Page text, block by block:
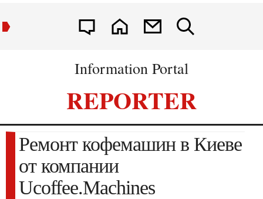
Information Portal
REPORTER
Ремонт кофемашин в Киеве
от компании
Ucoffee.Machines